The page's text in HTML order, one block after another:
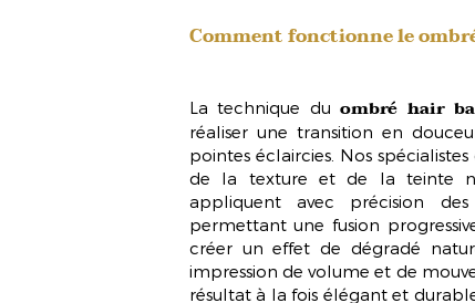
Comment fonctionne le
La technique duombré hair
réaliser une transition en
pointes éclaircies. Nos
de la texture et de la teinte
appliquent avec précision
permettant une fusion
créer un effet de dégradé
impression de volume et de
résultat à la fois élégant et